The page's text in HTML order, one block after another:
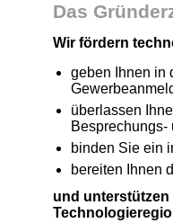
Das
Wir fördern
geben Ihnen in
überlassen
Besprechungs-
binden Sie ein
bereiten Ihnen
und unterstützen